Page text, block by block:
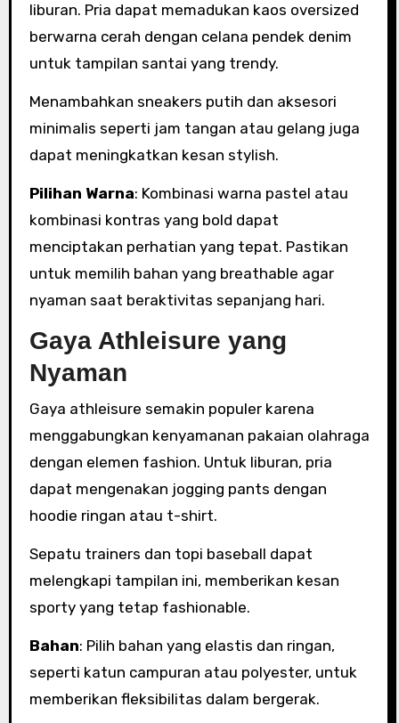
liburan. Pria dapat memadukan kaos oversized
berwarna cerah dengan celana pendek denim
untuk tampilan santai yang trendy.
Menambahkan sneakers putih dan aksesori
minimalis seperti jam tangan atau gelang juga
dapat meningkatkan kesan stylish.
Pilihan Warna: Kombinasi warna pastel atau
kombinasi kontras yang bold dapat
menciptakan perhatian yang tepat. Pastikan
untuk memilih bahan yang breathable agar
nyaman saat beraktivitas sepanjang hari.
Gaya Athleisure yang
Nyaman
Gaya athleisure semakin populer karena
menggabungkan kenyamanan pakaian olahraga
dengan elemen fashion. Untuk liburan, pria
dapat mengenakan jogging pants dengan
hoodie ringan atau t-shirt.
Sepatu trainers dan topi baseball dapat
melengkapi tampilan ini, memberikan kesan
sporty yang tetap fashionable.
Bahan: Pilih bahan yang elastis dan ringan,
seperti katun campuran atau polyester, untuk
memberikan fleksibilitas dalam bergerak.